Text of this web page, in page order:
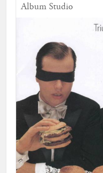
Album Studio